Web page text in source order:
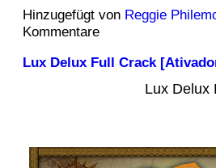
Hinzugefügt von Reggie
Kommentare
Lux Delux Full Crack
Lux Delux